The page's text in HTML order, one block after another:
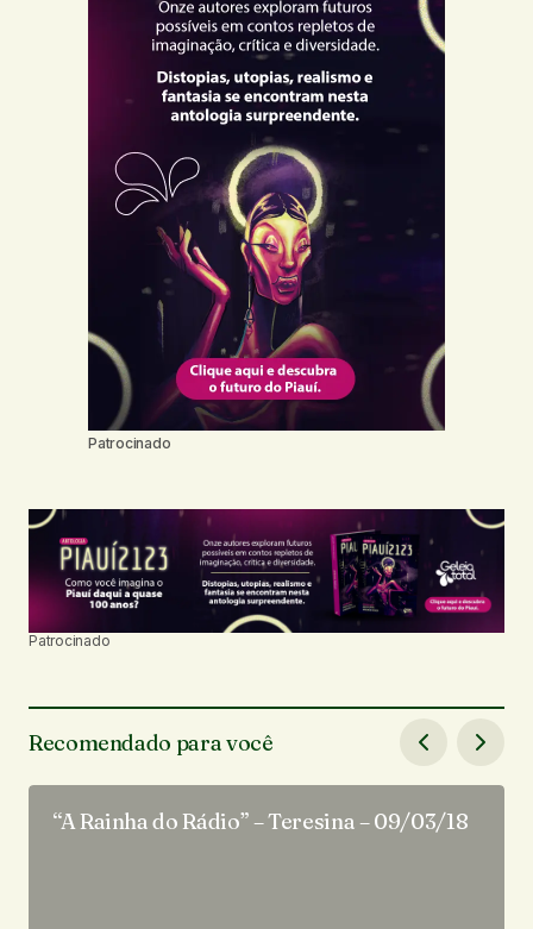
Patrocinado
Patrocinado
Recomendado para você
“A Rainha do Rádio” – Teresina – 09/03/18